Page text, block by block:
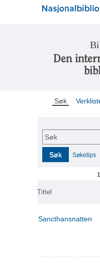
Den
Søk
Søk
Søk Søketips
Tittel
Sancthansnatten